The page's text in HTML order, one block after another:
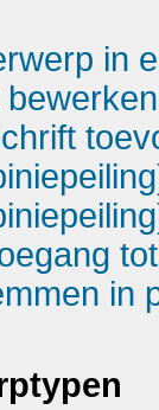
in
in